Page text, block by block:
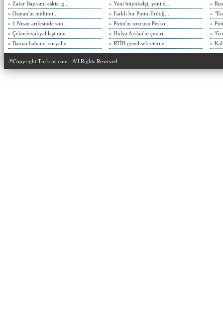
» Zafer Bayramı eskisi g...
» Osman'ın mühimi...
» 1 Nisan arifesinde son...
» Çekoslovakyalılaştıram...
» Banyo bahane, sosyalle...
» Yeni büyükelçi, yeni d...
» Farklı bir Putin-Erdoğ...
» Putin'in sözcüsü Pesko...
» Hülya Arslan'ın çeviri...
» RTİB genel sekreteri e...
»
»
»
»
»
©Copyright Turkrus.com - All Rights Reserved